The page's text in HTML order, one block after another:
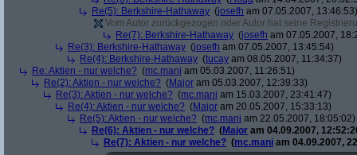
Re(5): Berkshire-Hathaway (josefh am 07.05.2007, 13:46:53)
Vom Autor zurückgezogen oder Autor hat seine
Re(7): Berkshire-Hathaway (josefh am 07.05.2007,
Re(3): Berkshire-Hathaway (josefh am 07.05.2007, 13:45:54)
Re(4): Berkshire-Hathaway (tucay am 08.05.2007, 11:34:37)
Re: Aktien - nur welche? (mc.mani am 05.03.2007, 11:26:51)
Re(2): Aktien - nur welche? (Major am 05.03.2007, 12:39:33)
Re(3): Aktien - nur welche? (mc.mani am 15.03.2007, 23:41:47)
Re(4): Aktien - nur welche? (Major am 20.05.2007, 15:33:13)
Re(5): Aktien - nur welche? (mc.mani am 22.05.2007, 18:05:02)
Re(6): Aktien - nur welche? (Major am 04.09.2007,
Re(7): Aktien - nur welche? (mc.mani am 04.09.2007,